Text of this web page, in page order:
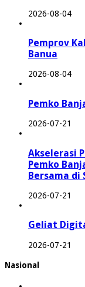
2026-08-04
Pemprov
Banua
2026-08-04
Pemko
2026-07-21
Akselerasi
Pemko
Bersama di
2026-07-21
Geliat
2026-07-21
Nasional